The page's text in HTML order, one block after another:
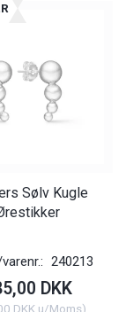
Sølv Kugle
240213
DKK
DKK u/Moms)